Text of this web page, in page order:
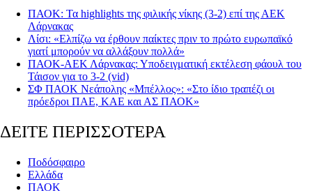
ΠΑΟΚ: Τα highlights της φιλικής νίκης (3-2) επί της ΑΕΚ
Λάρνακας
Λίσι: «Ελπίζω να έρθουν παίκτες πριν το πρώτο ευρωπαϊκό
γιατί μπορούν να αλλάξουν πολλά»
ΠΑΟΚ-ΑΕΚ Λάρνακας: Υποδειγματική εκτέλεση φάουλ του
Τάισον για το 3-2 (vid)
ΣΦ ΠΑΟΚ Νεάπολης «Μπέλλος»: «Στο ίδιο τραπέζι οι
πρόεδροι ΠΑΕ, ΚΑΕ και ΑΣ ΠΑΟΚ»
ΔΕΙΤΕ ΠΕΡΙΣΣΟΤΕΡΑ
Ποδόσφαιρο
Ελλάδα
ΠΑΟΚ